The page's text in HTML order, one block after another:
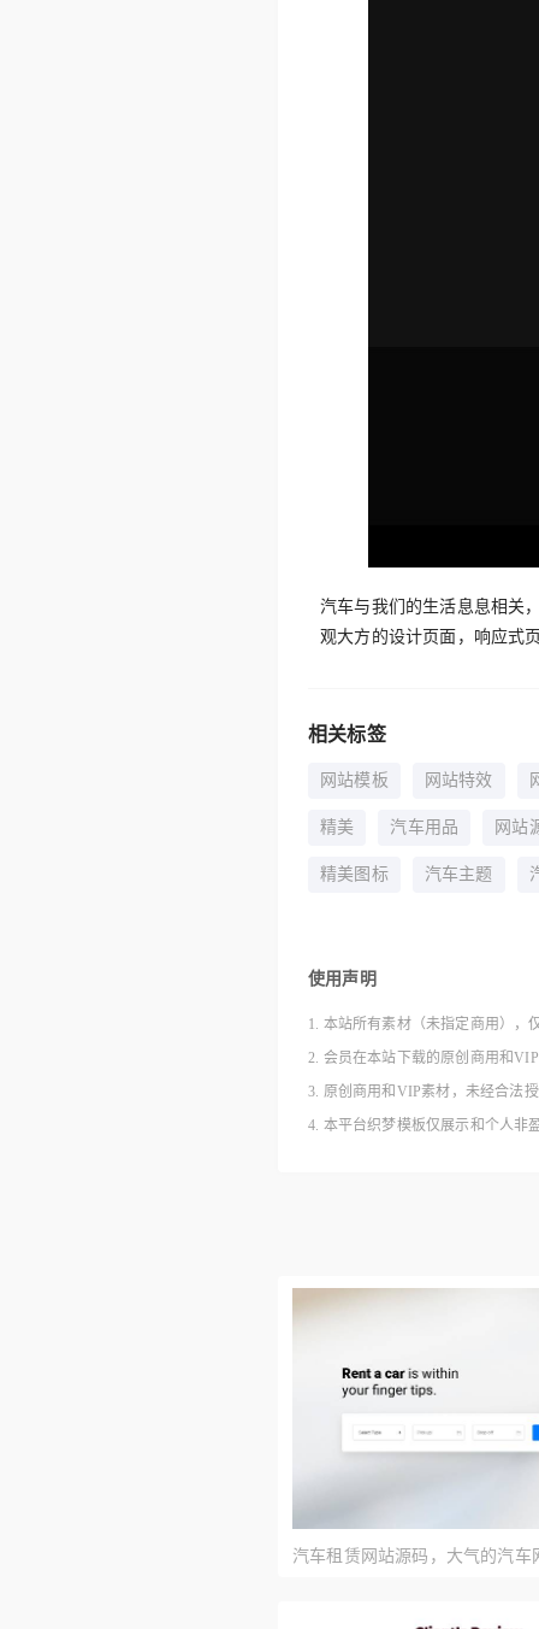
汽车与我们的生活息息相关
观大方的设计页面，响应式
相关标签
网站模板 网站特效
精美 汽车用品 网站
精美图标 汽车主题
使用声明
1. 本站所有素材（未指定商用），
2. 会员在本站下载的原创商用和
3. 原创商用和VIP素材，未经合法
4. 本平台织梦模板仅展示和个人非
汽车租赁网站源码，大气的汽车